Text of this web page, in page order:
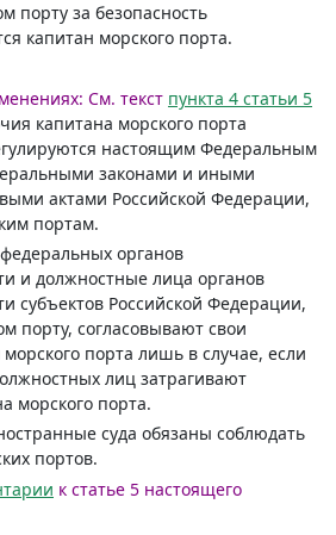
порту за безопасность
капитан морского порта.
См. текст пункта 4 статьи 5
капитана морского порта
настоящим Федеральным
законами и иными
актами Российской Федерации,
портам.
органов
и должностные лица органов
субъектов Российской Федерации,
порту, согласовывают свои
порта лишь в случае, если
лиц затрагивают
морского порта.
суда обязаны соблюдать
портов.
к статье 5 настоящего